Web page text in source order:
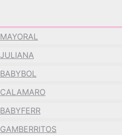
MAYORAL
JULIANA
BABYBOL
CALAMARO
BABYFERR
GAMBERRITOS